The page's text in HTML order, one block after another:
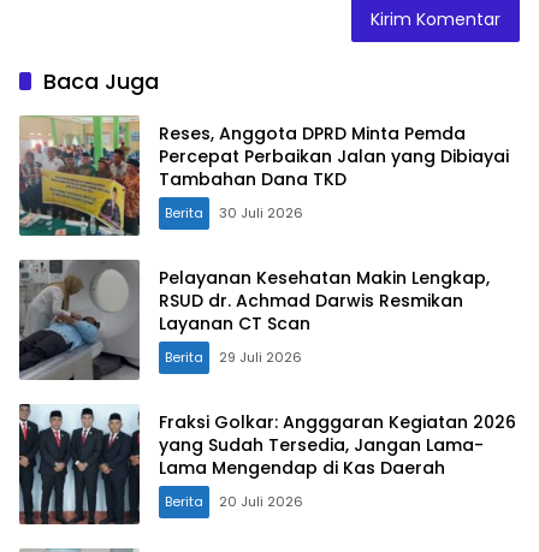
Baca Juga
Reses, Anggota DPRD Minta Pemda
Percepat Perbaikan Jalan yang Dibiayai
Tambahan Dana TKD
Berita 30 Juli 2026
Pelayanan Kesehatan Makin Lengkap,
RSUD dr. Achmad Darwis Resmikan
Layanan CT Scan
Berita 29 Juli 2026
Fraksi Golkar: Angggaran Kegiatan 2026
yang Sudah Tersedia, Jangan Lama-
Lama Mengendap di Kas Daerah
Berita 20 Juli 2026